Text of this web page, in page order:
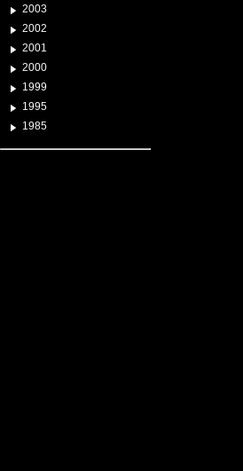
2003
2002
2001
2000
1999
1995
1985